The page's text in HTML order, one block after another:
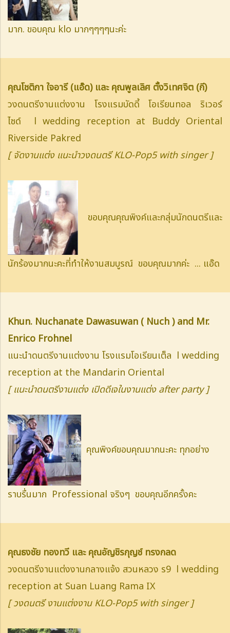
มาก. ขอบคุณ klo มากๆๆๆๆนะค่ะ
คุณโชติกา ใจอารี (แอ๊ด) และ คุณพูลเลิศ ตั้งวิเทศจิต (กี)
วงดนตรีงานแต่งงาน โรงแรมบัดดี้ โอเรียนทอล ริเวอร์
ไซด์ l wedding reception at Buddy Oriental
Riverside Pakred
[ จัดงานแต่ง แนะนำวงดนตรี KLO-Pop5 with singer ]
ขอบคุณคุณพิงค์และกลุ่มนักดนตรีและ
นักร้องมากนะคะที่ทำให้งานสมบูรณ์ ขอบคุณมากค่ะ ... แอ๊ด
Khun. Nuchanate Dawasuwan ( Nuch ) and Mr.
Enrico Frohnel
แนะนำดนตรีงานแต่งงาน โรงแรมโอเรียนเต็ล l wedding
reception at the Mandarin Oriental
[ แนะนำดนตรีงานแต่ง เปิดดีเจในงานแต่ง after party ]
คุณพิงค์ขอบคุณมากนะคะ ทุกอย่าง
ราบรื่นมาก Professional จริงๆ ขอบคุณอีกครั้งคะ
คุณธงชัย ทองทวี และ คุณอัญชิรกุญช์ ทรงกลด
วงดนตรีงานแต่งงานกลางแจ้ง สวนหลวง ร9 l wedding
reception at Suan Luang Rama IX
[ วงดนตรี งานแต่งงาน KLO-Pop5 with singer ]